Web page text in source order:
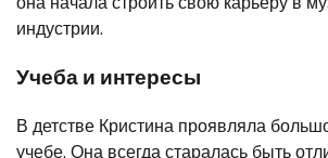
индустрии.
Учеба и интересы
В детстве Кристина проявляла
учебе. Она всегда старалась быть